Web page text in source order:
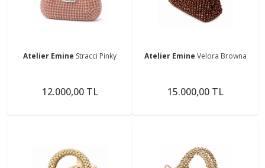
Atelier Emine Stracci Pinky
12.000,00 TL
Atelier Emine Velora Browna
15.000,00 TL